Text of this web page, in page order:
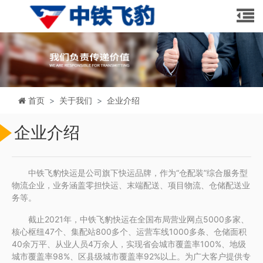
首页 关于我们 企业介绍
企业介绍
中铁飞豹快运是公司旗下快运品牌，作为“仓配装”综合服务型
物流企业，业务涵盖零担快运、末端配送、项目物流、仓储配送业
务等。
截止2021年，中铁飞豹快运在全国布局营业网点5000多家、
核心枢纽47个、集配站800多个、运营车线1000多条、仓储面积
40余万平、从业人员4万余人，实现省会城市覆盖率100%、地级
城市覆盖率98%、区县级城市覆盖率92%以上。为广大客户提供专